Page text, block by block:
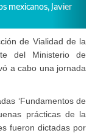
espacios formativos
de Vialidad de la
del Ministerio de
a cabo una jornada
‘Fundamentos de
prácticas de la
fueron dictadas por